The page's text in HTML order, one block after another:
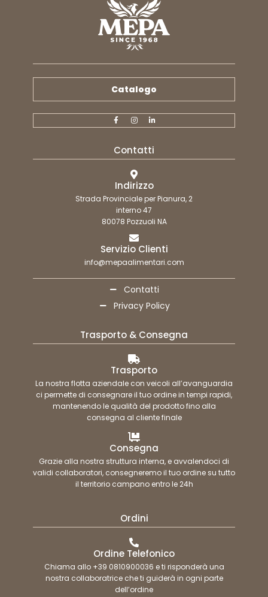
Catalogo
Contatti
Indirizzo
Strada Provinciale per Pianura, 2
interno 47
80078 Pozzuoli NA
Servizio Clienti
info@mepaalimentari.com
Contatti
Privacy Policy
Trasporto & Consegna
Trasporto
La nostra flotta aziendale con veicoli all’avanguardia
ci permette di consegnare il tuo ordine in tempi rapidi,
mantenendo le qualità del prodotto fino alla
consegna al cliente finale
Consegna
Grazie alla nostra struttura interna, e avvalendoci di
validi collaboratori, consegneremo il tuo ordine su tutto
il territorio campano entro le 24h
Ordini
Ordine Telefonico
Chiama allo +39 0810900036 e ti risponderà una
nostra collaboratrice che ti guiderà in ogni parte
dell’ordine